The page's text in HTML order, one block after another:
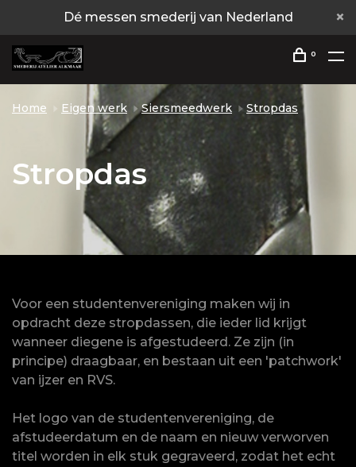
Dé messen smederij van Nederland
0
Home Eigen werk Siersmeedwerk Stropdas
Stropdas
Voor een studentenvereniging maken wij in
opdracht deze stropdassen, die ieder lid krijgt
wanneer diegene is afgestudeerd. Ze zijn (in
principe) draagbaar, en bestaan uit een 'patchwork'
van ijzer en RVS.
Het logo van de studentenvereniging, de
afstudeerdatum en de naam en nieuw verworven
titel worden in elk stuk gegraveerd, zodat het echt